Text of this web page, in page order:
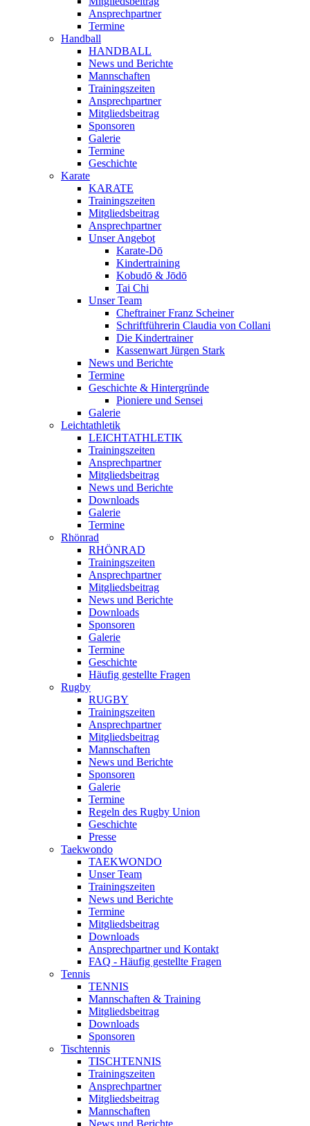
Ansprechpartner
Termine
Handball
HANDBALL
News und Berichte
Mannschaften
Trainingszeiten
Ansprechpartner
Mitgliedsbeitrag
Sponsoren
Galerie
Termine
Geschichte
Karate
KARATE
Trainingszeiten
Mitgliedsbeitrag
Ansprechpartner
Unser Angebot
Karate-Dō
Kindertraining
Kobudō & Jōdō
Tai Chi
Unser Team
Cheftrainer Franz Scheiner
Schriftführerin Claudia von Collani
Die Kindertrainer
Kassenwart Jürgen Stark
News und Berichte
Termine
Geschichte & Hintergründe
Pioniere und Sensei
Galerie
Leichtathletik
LEICHTATHLETIK
Trainingszeiten
Ansprechpartner
Mitgliedsbeitrag
News und Berichte
Downloads
Galerie
Termine
Rhönrad
RHÖNRAD
Trainingszeiten
Ansprechpartner
Mitgliedsbeitrag
News und Berichte
Downloads
Sponsoren
Galerie
Termine
Geschichte
Häufig gestellte Fragen
Rugby
RUGBY
Trainingszeiten
Ansprechpartner
Mitgliedsbeitrag
Mannschaften
News und Berichte
Sponsoren
Galerie
Termine
Regeln des Rugby Union
Geschichte
Presse
Taekwondo
TAEKWONDO
Unser Team
Trainingszeiten
News und Berichte
Termine
Mitgliedsbeitrag
Downloads
Ansprechpartner und Kontakt
FAQ - Häufig gestellte Fragen
Tennis
TENNIS
Mannschaften & Training
Mitgliedsbeitrag
Downloads
Sponsoren
Tischtennis
TISCHTENNIS
Trainingszeiten
Ansprechpartner
Mitgliedsbeitrag
Mannschaften
News und Berichte